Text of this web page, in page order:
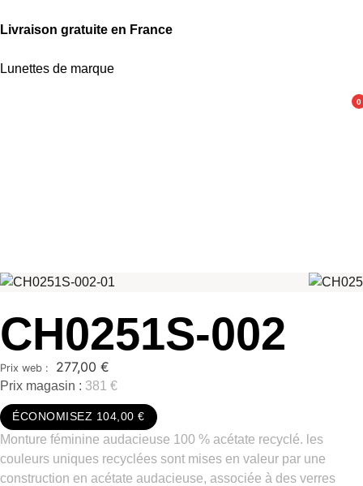
Livraison gratuite en France
Lunettes de marque
0
CH0251S-002
277,00 €
Prix magasin : 381 €
ÉCONOMISEZ 104,00 €
Monture féminine audacieuse 100 % acétate recyclé. les
couleurs uniques recyclées sont mises en valeur par une
construction en acétate audacieuse, associée à des verres